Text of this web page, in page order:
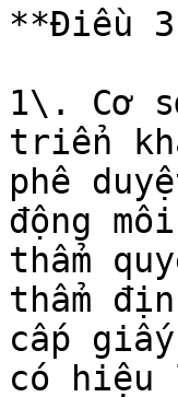
**Điều
1\. Cơ
triển
phê
động
thẩm
thẩm
cấp
có